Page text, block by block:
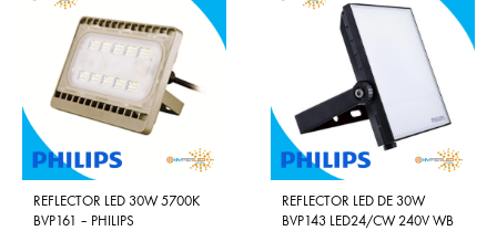
REFLECTOR LED 30W 5700K
BVP161 – PHILIPS
REFLECTOR LED DE 30W
BVP143 LED24/CW 240V WB